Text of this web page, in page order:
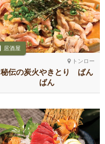
トンロー
居酒屋
秘伝の炭火やきとり ばん
ばん